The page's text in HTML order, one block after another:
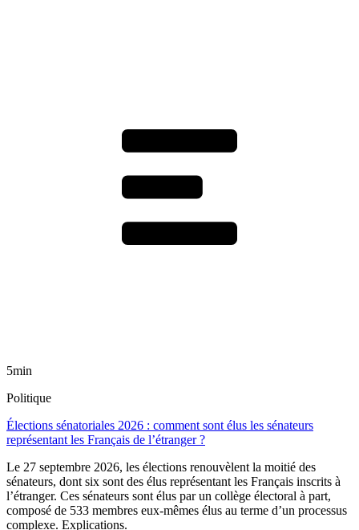
5min
Politique
Élections sénatoriales 2026 : comment sont élus les sénateurs
représentant les Français de l’étranger ?
Le 27 septembre 2026, les élections renouvèlent la moitié des
sénateurs, dont six sont des élus représentant les Français inscrits à
l’étranger. Ces sénateurs sont élus par un collège électoral à part,
composé de 533 membres eux-mêmes élus au terme d’un processus
complexe. Explications.